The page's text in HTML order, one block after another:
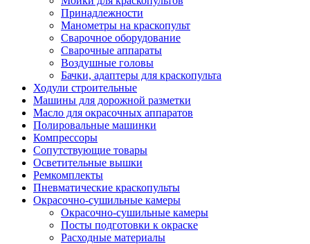
Принадлежности
Манометры на краскопульт
Сварочное оборудование
Сварочные аппараты
Воздушные головы
Бачки, адаптеры для краскопульта
Ходули строительные
Машины для дорожной разметки
Масло для окрасочных аппаратов
Полировальные машинки
Компрессоры
Сопутствующие товары
Осветительные вышки
Ремкомплекты
Пневматические краскопульты
Окрасочно-сушильные камеры
Окрасочно-сушильные камеры
Посты подготовки к окраске
Расходные материалы